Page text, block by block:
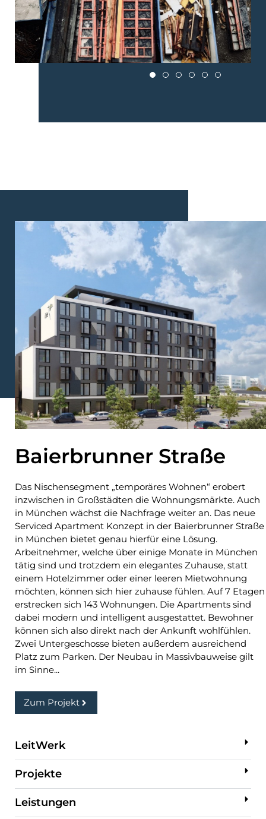
Baierbrunner Straße
Das Nischensegment „temporäres Wohnen“ erobert
inzwischen in Großstädten die Wohnungsmärkte. Auch
in München wächst die Nachfrage weiter an. Das neue
Serviced Apartment Konzept in der Baierbrunner Straße
in München bietet genau hierfür eine Lösung.
Arbeitnehmer, welche über einige Monate in München
tätig sind und trotzdem ein elegantes Zuhause, statt
einem Hotelzimmer oder einer leeren Mietwohnung
möchten, können sich hier zuhause fühlen. Auf 7 Etagen
erstrecken sich 143 Wohnungen. Die Apartments sind
dabei modern und intelligent ausgestattet. Bewohner
können sich also direkt nach der Ankunft wohlfühlen.
Zwei Untergeschosse bieten außerdem ausreichend
Platz zum Parken. Der Neubau in Massivbauweise gilt
im Sinne...
Zum Projekt
LeitWerk
Projekte
Leistungen